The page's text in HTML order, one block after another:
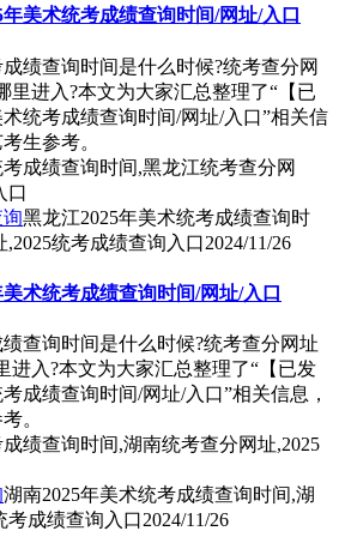
年美术统考成绩查询时间/网址/入口
绩查询时间是什么时候?统考查分网
里进入?本文为大家汇总整理了“【已
统考成绩查询时间/网址/入口”相关信
生参考。
黑龙江2025年美术统考成绩查询时
统考成绩查询入口2024/11/26
美术统考成绩查询时间/网址/入口
查询时间是什么时候?统考查分网址
进入?本文为大家汇总整理了“【已发
成绩查询时间/网址/入口”相关信息，
。
湖南2025年美术统考成绩查询时间,湖
考成绩查询入口2024/11/26